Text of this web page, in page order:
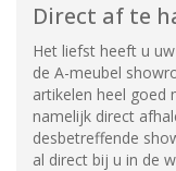
Direct af te
Het liefst heeft u
de A-meubel
artikelen heel goed
namelijk direct
desbetreffende
al direct bij u in de